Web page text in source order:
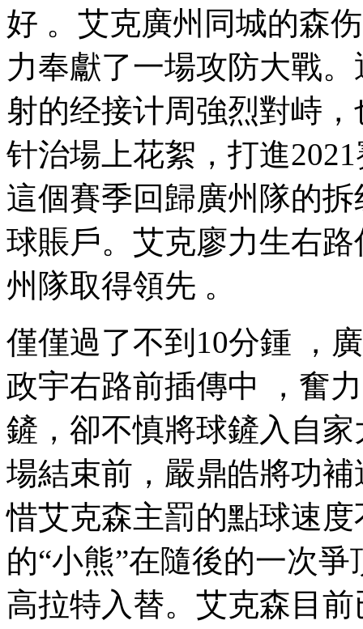
好 。艾克廣州同城的森
力奉獻了一場攻防大戰
射的经接计周強烈對峙
针治場上花絮，打進
這個賽季回歸廣州隊的拆
球賬戶。艾克廖力生右路
州隊取得領先 。
僅僅過了不到10分鍾 ，
政宇右路前插傳中 ，
鏟 ，卻不慎將球鏟入自家
場結束前，嚴鼎皓將功
惜艾克森主罰的點球速度
的“小熊”在隨後的一次爭
高拉特入替。艾克森目